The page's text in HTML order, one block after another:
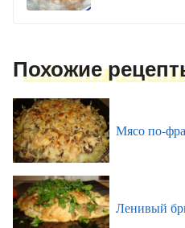
Похожие
Мясо по-
Ленивый